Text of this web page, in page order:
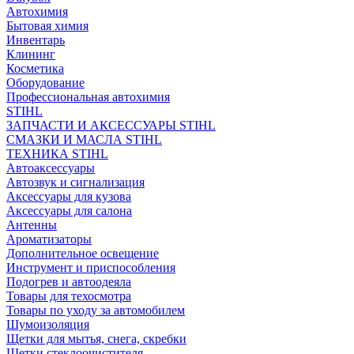
Автохимия
Бытовая химия
Инвентарь
Клининг
Косметика
Оборудование
Профессиональная автохимия
STIHL
ЗАПЧАСТИ И АКСЕССУАРЫ STIHL
СМАЗКИ И МАСЛА STIHL
ТЕХНИКА STIHL
Автоаксессуары
Автозвук и сигнализация
Аксессуары для кузова
Аксессуары для салона
Антенны
Ароматизаторы
Дополнительное освещение
Инструмент и приспособления
Подогрев и автоодеяла
Товары для техосмотра
Товары по уходу за автомобилем
Шумоизоляция
Щетки для мытья, снега, скребки